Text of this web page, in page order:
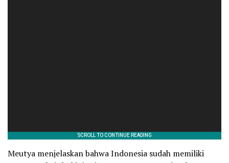
Meutya menjelaskan bahwa Indonesia sudah memiliki